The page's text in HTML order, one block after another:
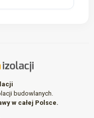
budowlanych.
w całej Polsce.